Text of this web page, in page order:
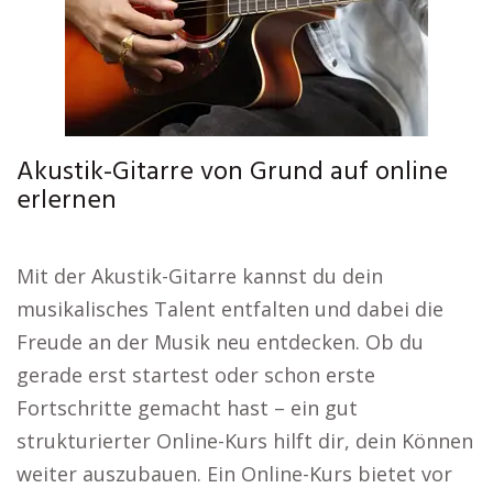
Akustik-Gitarre von Grund auf online
erlernen
Mit der Akustik-Gitarre kannst du dein
musikalisches Talent entfalten und dabei die
Freude an der Musik neu entdecken. Ob du
gerade erst startest oder schon erste
Fortschritte gemacht hast – ein gut
strukturierter Online-Kurs hilft dir, dein Können
weiter auszubauen. Ein Online-Kurs bietet vor